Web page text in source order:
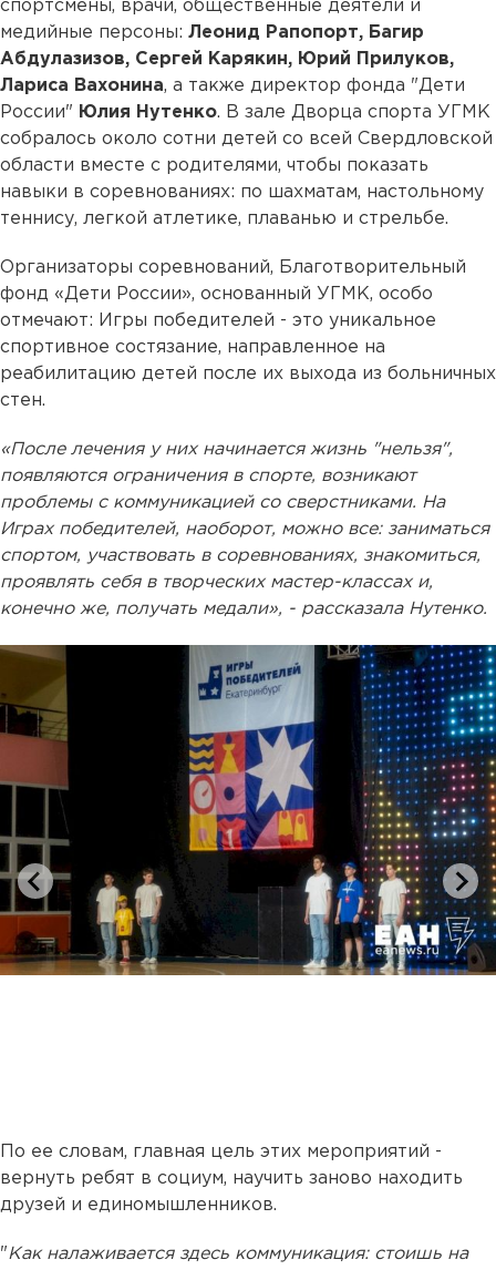
спортсмены, врачи, общественные деятели и
медийные персоны: Леонид Рапопорт, Багир
Абдулазизов, Сергей Карякин, Юрий Прилуков,
Лариса Вахонина, а также директор фонда "Дети
России" Юлия Нутенко. В зале Дворца спорта УГМК
собралось около сотни детей со всей Свердловской
области вместе с родителями, чтобы показать
навыки в соревнованиях: по шахматам, настольному
теннису, легкой атлетике, плаванью и стрельбе.
Организаторы соревнований, Благотворительный
фонд «Дети России», основанный УГМК, особо
отмечают: Игры победителей - это уникальное
спортивное состязание, направленное на
реабилитацию детей после их выхода из больничных
стен.
«После лечения у них начинается жизнь "нельзя",
появляются ограничения в спорте, возникают
проблемы с коммуникацией со сверстниками. На
Играх победителей, наоборот, можно все: заниматься
спортом, участвовать в соревнованиях, знакомиться,
проявлять себя в творческих мастер-классах и,
конечно же, получать медали», - рассказала Нутенко.
По ее словам, главная цель этих мероприятий -
вернуть ребят в социум, научить заново находить
друзей и единомышленников.
"Как налаживается здесь коммуникация: стоишь на